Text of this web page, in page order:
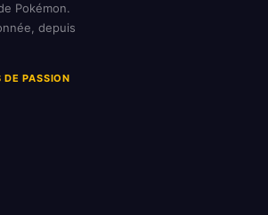
Pokémon.
depuis
PASSION